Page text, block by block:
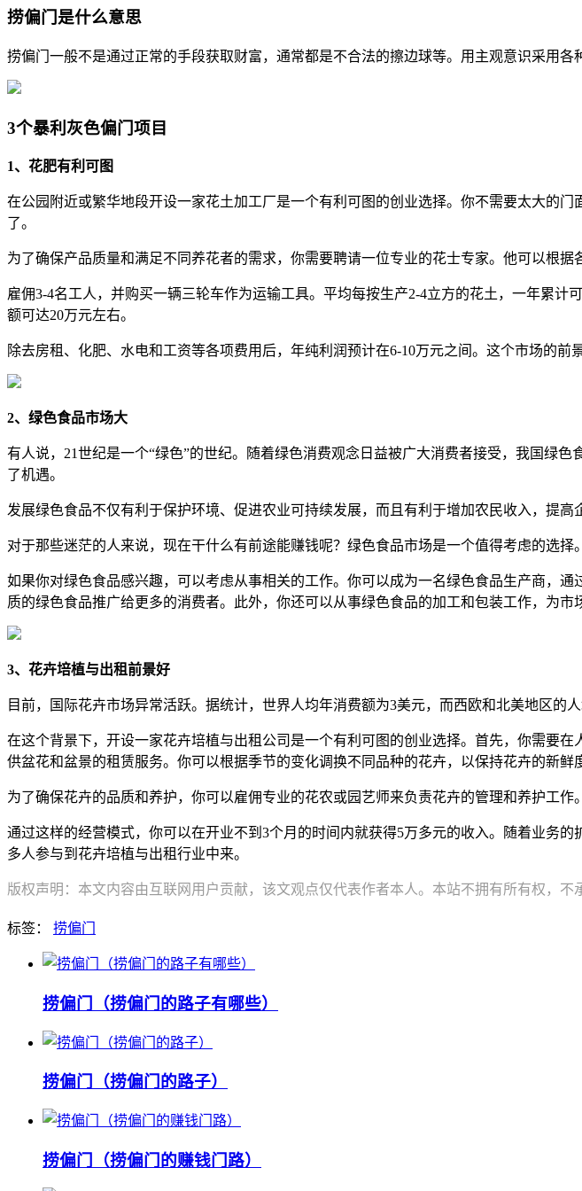
捞偏门是什么意思
捞偏门一般不是通过正常的手段获取财富，通常都是不合法的擦边球等。用主观意识采用
3个暴利灰色偏门项目
1、花肥有利可图
在公园附近或繁华地段开设一家花土加工厂是一个有利可图的创业选择。你不需要太大的
了。
为了确保产品质量和满足不同养花者的需求，你需要聘请一位专业的花士专家。他可以根
雇佣3-4名工人，并购买一辆三轮车作为运输工具。平均每按生产2-4立方的花土，一年累
额可达20万元左右。
除去房租、化肥、水电和工资等各项费用后，年纯利润预计在6-10万元之间。这个市场的
2、绿色食品市场大
有人说，21世纪是一个“绿色”的世纪。随着绿色消费观念日益被广大消费者接受，我国绿
了机遇。
发展绿色食品不仅有利于保护环境、促进农业可持续发展，而且有利于增加农民收入，提
对于那些迷茫的人来说，现在干什么有前途能赚钱呢？绿色食品市场是一个值得考虑的选
如果你对绿色食品感兴趣，可以考虑从事相关的工作。你可以成为一名绿色食品生产商，
质的绿色食品推广给更多的消费者。此外，你还可以从事绿色食品的加工和包装工作，为市
3、花卉培植与出租前景好
目前，国际花卉市场异常活跃。据统计，世界人均年消费额为3美元，而西欧和北美地区的
在这个背景下，开设一家花卉培植与出租公司是一个有利可图的创业选择。首先，你需要
供盆花和盆景的租赁服务。你可以根据季节的变化调换不同品种的花卉，以保持花卉的新鲜
为了确保花卉的品质和养护，你可以雇佣专业的花农或园艺师来负责花卉的管理和养护工
通过这样的经营模式，你可以在开业不到3个月的时间内就获得5万多元的收入。随着业务
多人参与到花卉培植与出租行业中来。
版权声明：本文内容由互联网用户贡献，该文观点仅代表作者本人。本站不拥有所有权，不
标签： 捞偏门
捞偏门（捞偏门的路子有哪些）
捞偏门（捞偏门的路子）
捞偏门（捞偏门的赚钱门路）